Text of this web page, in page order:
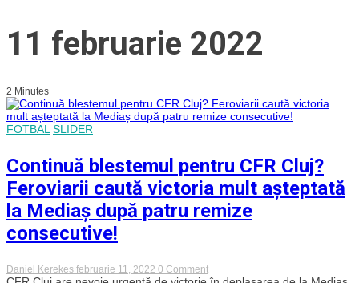
11 februarie 2022
2 Minutes
FOTBAL SLIDER
Continuă blestemul pentru CFR Cluj?
Feroviarii caută victoria mult așteptată
la Mediaș după patru remize
consecutive!
Daniel Kerekes februarie 11, 2022 0 Commenton
Continuă